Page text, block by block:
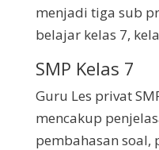
menjadi tiga sub
belajar kelas 7,
SMP Kelas 7
Guru Les privat
mencakup
pembahasan soal,